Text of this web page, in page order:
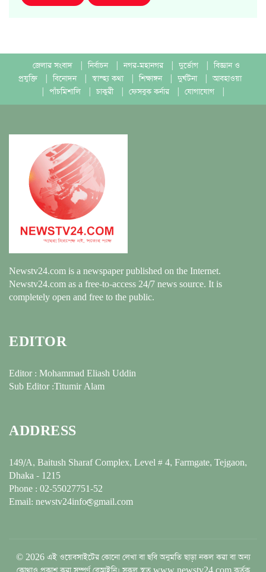
জেলার সংবাদ নির্বাচন নগর-মহানগর দুর্ভোগ
বিজ্ঞান ও
প্রযুক্তি
বিনোদন স্বাস্হ্য কথা শিক্ষাঙ্গন দুর্ঘটনা
আবহাওয়া
পাঁচমিশালি চাকুরী ফেসবুক কর্নার যোগাযোগ
Newstv24.com is a newspaper published on the Internet.
Newstv24.com as a free-to-access 24/7 news source. It is
completely open and free to the public.
EDITOR
Editor : Mohammad Eliash Uddin
Sub Editor :Titumir Alam
ADDRESS
149/A, Baitush Sharaf Complex, Level # 4, Farmgate, Tejgaon,
Dhaka - 1215
Phone : 02-55027751-52
Email: newstv24info@gmail.com
© 2026 এই ওয়েবসাইটের কোনো লেখা বা ছবি অনুমতি ছাড়া নকল করা বা অন্য